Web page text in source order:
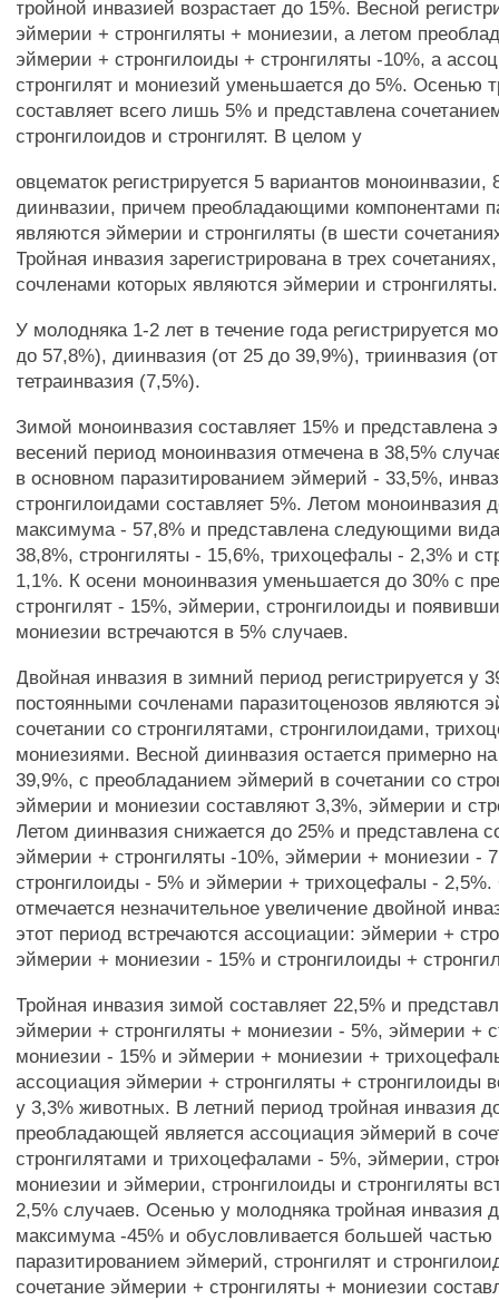
тройной инвазией возрастает до 15%. Весной
эймерии + стронгиляты + мониезии, а летом
эймерии + стронгилоиды + стронгиляты -10%, а
стронгилят и мониезий уменьшается до 5%. Осенью
составляет всего лишь 5% и представлена
стронгилоидов и стронгилят. В целом у
овцематок регистрируется 5 вариантов моноинвазии,
диинвазии, причем преобладающими компонентами
являются эймерии и стронгиляты (в шести
Тройная инвазия зарегистрирована в трех
сочленами которых являются эймерии и стронгиляты.
У молодняка 1-2 лет в течение года регистрируется
до 57,8%), диинвазия (от 25 до 39,9%), триинвазия
тетраинвазия (7,5%).
Зимой моноинвазия составляет 15% и представлена
весений период моноинвазия отмечена в 38,5%
в основном паразитированием эймерий - 33,5%,
стронгилоидами составляет 5%. Летом моноинвазия
максимума - 57,8% и представлена следующими
38,8%, стронгиляты - 15,6%, трихоцефалы - 2,3% и
1,1%. К осени моноинвазия уменьшается до 30% с
стронгилят - 15%, эймерии, стронгилоиды и
мониезии встречаются в 5% случаев.
Двойная инвазия в зимний период регистрируется у
постоянными сочленами паразитоценозов являются
сочетании со стронгилятами, стронгилоидами,
мониезиями. Весной диинвазия остается примерно
39,9%, с преобладанием эймерий в сочетании со
эймерии и мониезии составляют 3,3%, эймерии и
Летом диинвазия снижается до 25% и представлена
эймерии + стронгиляты -10%, эймерии + мониезии -
стронгилоиды - 5% и эймерии + трихоцефалы -
отмечается незначительное увеличение двойной
этот период встречаются ассоциации: эймерии +
эймерии + мониезии - 15% и стронгилоиды +
Тройная инвазия зимой составляет 22,5% и
эймерии + стронгиляты + мониезии - 5%, эймерии +
мониезии - 15% и эймерии + мониезии +
ассоциация эймерии + стронгиляты + стронгилоиды
у 3,3% животных. В летний период тройная инвазия
преобладающей является ассоциация эймерий в
стронгилятами и трихоцефалами - 5%, эймерии,
мониезии и эймерии, стронгилоиды и стронгиляты
2,5% случаев. Осенью у молодняка тройная инвазия
максимума -45% и обусловливается большей частью
паразитированием эймерий, стронгилят и
сочетание эймерии + стронгиляты + мониезии